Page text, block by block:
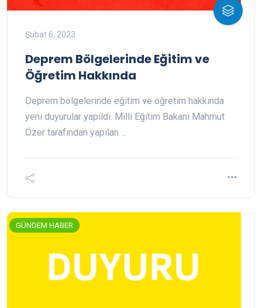
Şubat 6, 2023
Deprem Bölgelerinde Eğitim ve
Öğretim Hakkında
Deprem bölgelerinde eğitim ve öğretim hakkında
yeni duyurular yapıldı. Milli Eğitim Bakanı Mahmut
Özer tarafından yapılan ...
GÜNDEM HABER